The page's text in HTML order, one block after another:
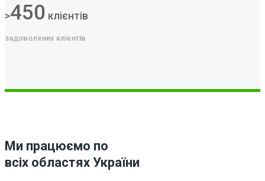
>450 клієнтів
задоволених клієнтів
Ми працюємо по
всіх областях України